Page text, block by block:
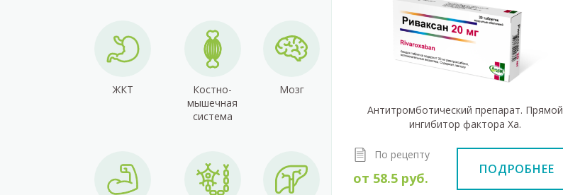
ЖКТ
Костно-
мышечная
система
Мозг
Антитромботический препарат. Прямой
ингибитор фактора Xa.
По рецепту
от 58.5руб.
ПОДРОБНЕЕ